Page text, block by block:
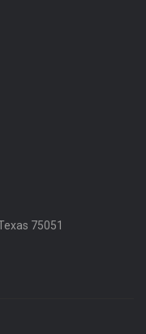
75051